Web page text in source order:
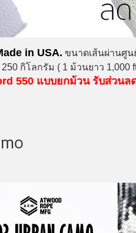
in USA. ขนาดเส้นผ่านศูน
กิโลกรัม ( 1 ม้วนยาว 1,000
550 แบบยกม้วน รับส่วนล